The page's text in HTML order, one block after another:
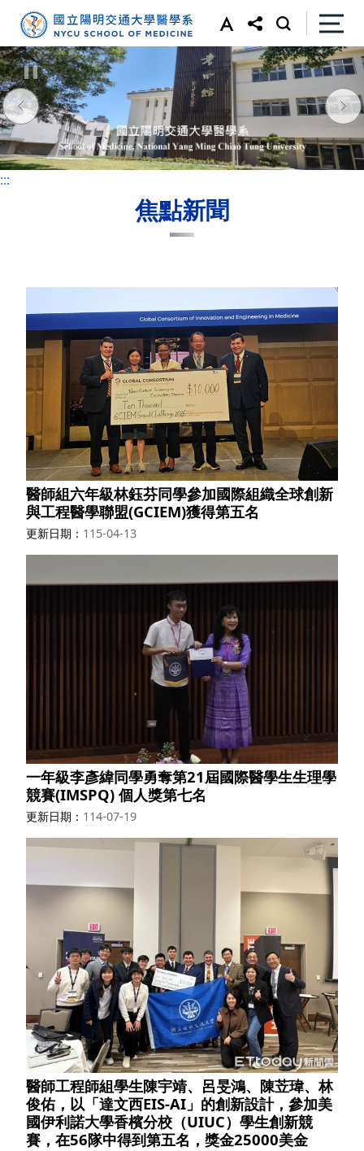
:::
:::
焦點新聞
醫師組六年級林鈺芬同學參加國際組織全球創新
與工程醫學聯盟(GCIEM)獲得第五名
更新日期 115-04-13
一年級李彥緯同學勇奪第21屆國際醫學生生理學
競賽(IMSPQ) 個人獎第七名
更新日期 114-07-19
醫師工程師組學生陳宇靖、呂旻鴻、陳苙瑋、林
俊佑，以「達文西EIS-AI」的創新設計，參加美
國伊利諾大學香檳分校（UIUC）學生創新競
賽，在56隊中得到第五名，獎金25000美金